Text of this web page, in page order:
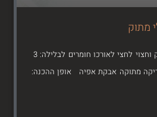
מתוק
חומרים: חזה עוף פרוס דק וחצוי לחצי לאורכו חומרים לבלילה: 3
מתוקה אבקת אפיה אופן ההכנה: